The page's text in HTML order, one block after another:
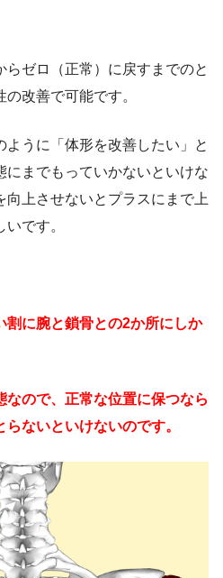
らゼロ（正常）に戻すまでのと
改善で可能です。
うに「体形を改善したい」と
にまでもっていかないといけな
向上させないとプラスにまで上
です。
割に腕と鎖骨との2か所にしか
ので、正常な位置に保つなら
ないといけないのです。